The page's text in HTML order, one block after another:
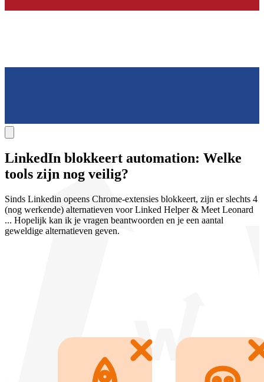
LinkedIn blokkeert automation: Welke
tools zijn nog veilig?
Sinds Linkedin opeens Chrome-extensies blokkeert, zijn er slechts 4
(nog werkende) alternatieven voor Linked Helper & Meet Leonard
... Hopelijk kan ik je vragen beantwoorden en je een aantal
geweldige alternatieven geven.